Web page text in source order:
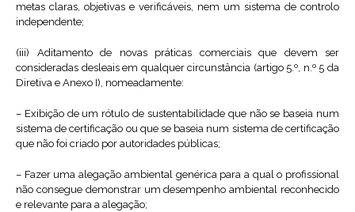
metas claras, objetivas e verificáveis, nem um sistema de controlo
independente;
(iii) Aditamento de novas práticas comerciais que devem ser
consideradas desleais em qualquer circunstância (artigo 5.º, n.º 5 da
Diretiva e Anexo I), nomeadamente:
– Exibição de um rótulo de sustentabilidade que não se baseia num
sistema de certificação ou que se baseia num sistema de certificação
que não foi criado por autoridades públicas;
– Fazer uma alegação ambiental genérica para a qual o profissional
não consegue demonstrar um desempenho ambiental reconhecido
e relevante para a alegação;